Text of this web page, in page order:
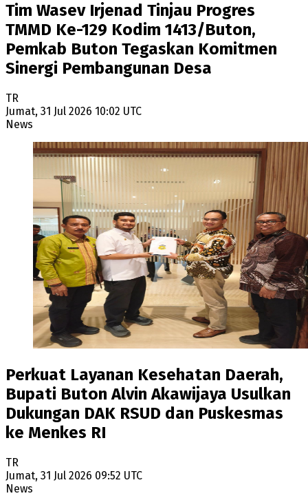
Tim Wasev Irjenad Tinjau Progres
TMMD Ke-129 Kodim 1413/Buton,
Pemkab Buton Tegaskan Komitmen
Sinergi Pembangunan Desa
TR
Jumat, 31 Jul 2026 10:02 UTC
News
Perkuat Layanan Kesehatan Daerah,
Bupati Buton Alvin Akawijaya Usulkan
Dukungan DAK RSUD dan Puskesmas
ke Menkes RI
TR
Jumat, 31 Jul 2026 09:52 UTC
News